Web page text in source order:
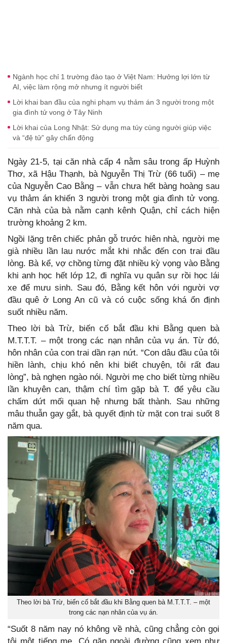
Ngành học chỉ 1 trường đào tạo ở Việt Nam: Hưởng lợi lớn từ
AI, việc làm rộng mở nhưng ít người biết
Lời khai ban đầu của nghi phạm vụ thảm án 3 người trong một
gia đình tử vong ở Tây Ninh
Lời khai của Long Nhật: Sử dụng ma túy cùng người giúp việc
và “đệ tử” gây chấn động
Ngày 21-5, tại căn nhà cấp 4 nằm sâu trong ấp Huỳnh
Thơ, xã Hậu Thạnh, bà Nguyễn Thị Trừ (66 tuổi) – mẹ
của Nguyễn Cao Bằng – vẫn chưa hết bàng hoàng sau
vụ thảm án khiến 3 người trong một gia đình tử vong.
Căn nhà của bà nằm cạnh kênh Quận, chỉ cách hiện
trường khoảng 2 km.
Ngồi lặng trên chiếc phản gỗ trước hiên nhà, người mẹ
già nhiều lần lau nước mắt khi nhắc đến con trai đầu
lòng. Bà kể, vợ chồng từng đặt nhiều kỳ vọng vào Bằng
khi anh học hết lớp 12, đi nghĩa vụ quân sự rồi học lái
xe để mưu sinh. Sau đó, Bằng kết hôn với người vợ
đầu quê ở Long An cũ và có cuộc sống khá ổn định
suốt nhiều năm.
Theo lời bà Trừ, biến cố bắt đầu khi Bằng quen bà
M.T.T.T. – một trong các nạn nhân của vụ án. Từ đó,
hôn nhân của con trai dần rạn nứt. “Con dâu đầu của tôi
hiền lành, chịu khó nên khi biết chuyện, tôi rất đau
lòng”, bà nghẹn ngào nói. Người mẹ cho biết từng nhiều
lần khuyên can, thậm chí tìm gặp bà T. để yêu cầu
chấm dứt mối quan hệ nhưng bất thành. Sau những
mâu thuẫn gay gắt, bà quyết định từ mặt con trai suốt 8
năm qua.
Theo lời bà Trừ, biến cố bắt đầu khi Bằng quen bà M.T.T.T. – một
trong các nạn nhân của vụ án.
“Suốt 8 năm nay nó không về nhà, cũng chẳng còn gọi
tôi một tiếng mẹ. Có gặp ngoài đường cũng xem như